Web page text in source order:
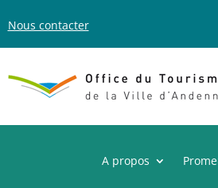
Nous contacter
A propos